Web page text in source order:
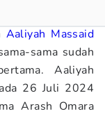
Aaliyah Massaid
sama sudah
Aaliyah
26 Juli 2024
Arash Omara